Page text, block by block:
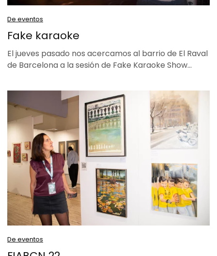
De eventos
Fake karaoke
El jueves pasado nos acercamos al barrio de El Raval
de Barcelona a la sesión de Fake Karaoke Show…
De eventos